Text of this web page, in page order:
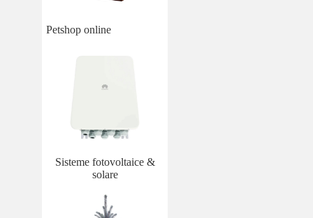
Petshop online
Sisteme fotovoltaice &
solare